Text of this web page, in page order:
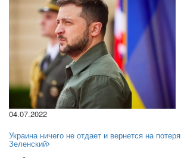
04.07.2022
Украина ничего не отдает и вернется на
Зеленский